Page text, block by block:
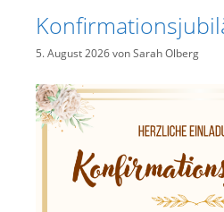
5. August 2026vonSarah Olberg